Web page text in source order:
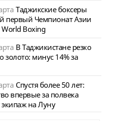
Таджикские боксеры
первый Чемпионат Азии
Boxing
В Таджикистане резко
золото: минус 14% за
Спустя более 50 лет:
впервые за полвека
экипаж на Луну